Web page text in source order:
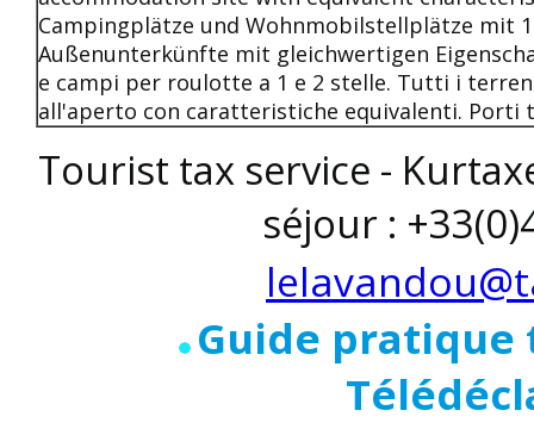
Campingplätze und Wohnmobilstellplätze mit
Außenunterkünfte mit gleichwertigen
e campi per roulotte a 1 e 2 stelle. Tutti i
all'aperto con caratteristiche equivalenti. Porti
Tourist tax service -
séjour :
Guide pratique